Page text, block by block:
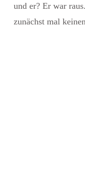
und er? Er war
zunächst mal